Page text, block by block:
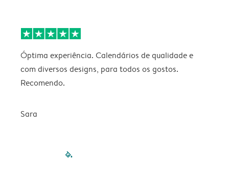
Óptima experiência. Calendários de qualidade e
com diversos designs, para todos os gostos.
Recomendo.
Sara
filled-pagination